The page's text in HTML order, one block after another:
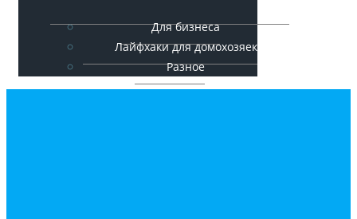
Для бизнеса
Лайфхаки для домохозяек
Разное